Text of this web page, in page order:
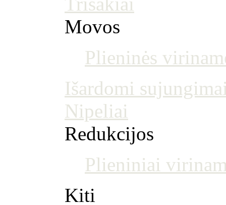
Movos
Plieninės
Išardomi
Nipeliai
Redukcijos
Plieniniai
Kiti